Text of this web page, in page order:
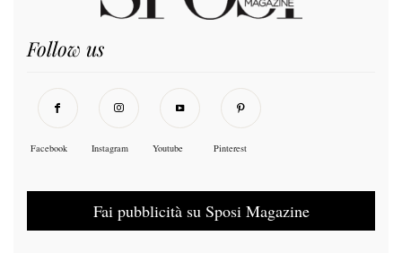
Follow us
Facebook Instagram Youtube Pinterest
Fai pubblicità su Sposi Magazine